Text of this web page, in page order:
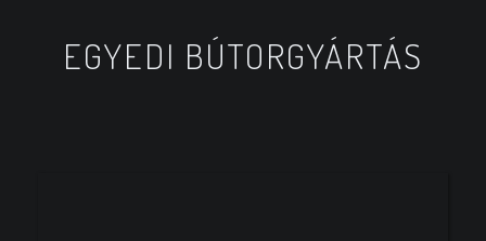
EGYEDI BÚTORGYÁRTÁS